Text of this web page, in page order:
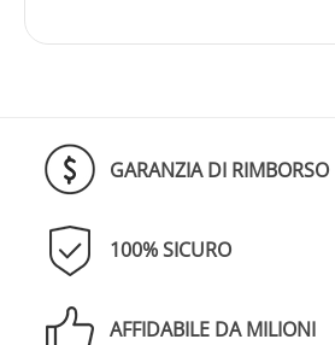
GARANZIA DI RIMBORSO
100% SICURO
AFFIDABILE DA MILIONI